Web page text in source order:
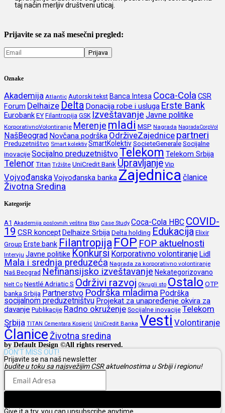
taj način merljiv društveni uticaj.
Prijavite se za naš mesečni pregled:
Oznake
Akademija Atlantic Autorski tekst Banca Intesa Coca-Cola CSR
Forum Delhaize Delta Donacija robe i usluga Erste Bank
EurobankEY Filantropija GSK Izveštavanje Javne politike
KorporativnoVolontiranje Merenje mladi MSP Nagrada NagradaCorpVol
NašBeograd Novčana podrška OdrživeZajednice partneri
Preduzetništvo Smart kolektiv SmartKolektivSocieteGeneraleSocijalne
inovacijeSocijalno preduzetništvoTelekom Telekom Srbija
TelenorTitan Tržište UniCredit Bank Upravljanje Vip
VojvođanskaVojvođanska banka Zajednica članice
Životna Sredina
Kategorije
A1 Akademija poslovnih veština Blog Case Study Coca-Cola HBC COVID-
19 CSR konceptDelhaize Srbija Delta holding Edukacija Elixir
Group Erste bank Filantropija FOP FOP aktuelnosti
Intervju Javne politike Konkursi Korporativno volontiranjeLidl
Mala i srednja preduzeća Nagrada za korporativno volontiranje
Naš Beograd Nefinansijsko izveštavanje Nekategorizovano
Nelt Co Nestlé Adriatic S Održivi razvoj Okrugli sto Ostalo OTP
banka Srbija Partnerstvo Podrška mladima Podrška
socijalnom preduzetništvu Projekat za unapređenje okvira za
davanje Publikacije Radno okruženje Socijalne inovacije Telekom
Srbija TITAN Cementara Kosjerić UniCredit Banka Vesti Volontiranje
Članice Životna sredina
by Default Design ©All rights reserved.
DON’T MISS OUT!
Prijavite se na naš newsletter
budite u toku sa najsvežijim CSR aktuelnostima u Srbiji i regionu!